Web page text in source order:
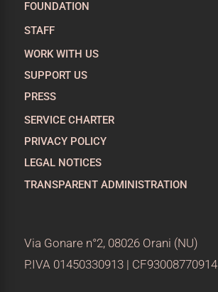
FOUNDATION
STAFF
WORK WITH US
SUPPORT US
PRESS
SERVICE CHARTER
PRIVACY POLICY
LEGAL NOTICES
TRANSPARENT ADMINISTRATION
Via Gonare n°2, 08026 Orani (NU)
P.IVA 01450330913 | CF93008770914